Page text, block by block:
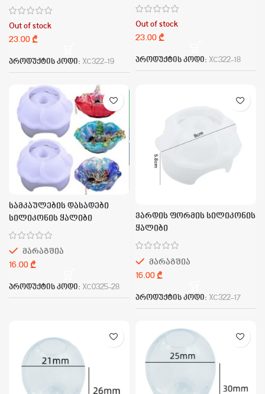
Out of stock
₾
პროდუქტის კოდი: XC322-19
Out of stock
₾
პროდუქტის კოდი: XC322-18
სამკაულების დასადები
სილიკონის ყალიბი
მარაგშია
₾
პროდუქტის კოდი: XC0325-28
ვარდის ფორმის სილიკონის
ყალიბი
მარაგშია
₾
პროდუქტის კოდი: XC322-17